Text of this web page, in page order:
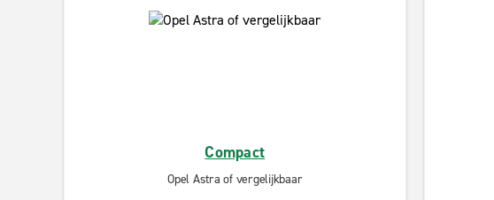
Compact
Opel Astra of vergelijkbaar